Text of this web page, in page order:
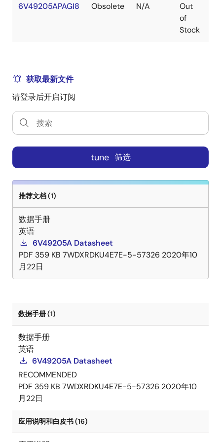
6V49205APAGI8 Obsolete N/A
Out
of
Stock
获取最新文件
请登录后开启订阅
tune 筛选
推荐文档 (1)
数据手册
英语
6V49205A Datasheet
PDF 359 KB 7WDXRDKU4E7E-5-57326 2020年10
月22日
数据手册 (1)
数据手册
英语
6V49205A Datasheet
RECOMMENDED
PDF 359 KB 7WDXRDKU4E7E-5-57326 2020年10
月22日
应用说明和白皮书 (16)